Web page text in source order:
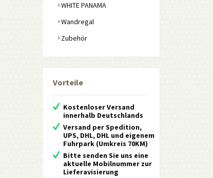
WHITE PANAMA
Wandregal
Zubehör
Vorteile
Kostenloser Versand
innerhalb Deutschlands
Versand per Spedition,
UPS, DHL, DHL und eigenem
Fuhrpark (Umkreis 70KM)
Bitte senden Sie uns eine
aktuelle Mobilnummer zur
Lieferavisierung